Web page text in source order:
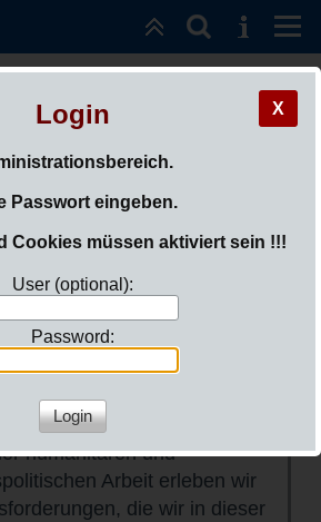
X
Login
Passwort eingeben.
Cookies müssen aktiviert sein !!!
User (optional):
Password:
Jahresbericht 2022
humanitären und
Arbeit erleben wir
die wir in dieser